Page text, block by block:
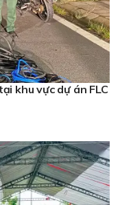
khu vực dự án FLC